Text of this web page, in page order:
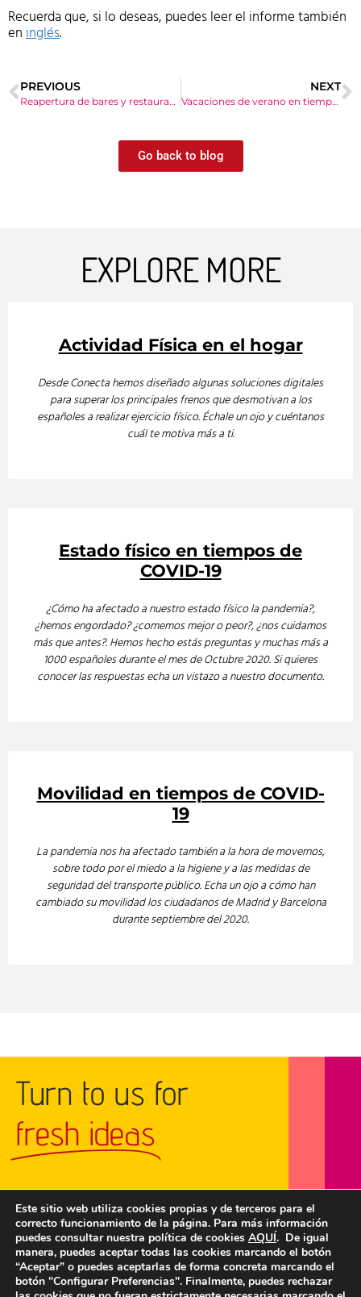
Recuerda que, si lo deseas, puedes leer el informe también
en inglés.
PREVIOUS
Reapertura de bares y restaurantes
NEXT
Vacaciones de verano en tiempos de COVID-19
Go back to blog
EXPLORE MORE
Actividad Física en el hogar
Desde Conecta hemos diseñado algunas soluciones digitales
para superar los principales frenos que desmotivan a los
españoles a realizar ejercicio físico. Échale un ojo y cuéntanos
cuál te motiva más a ti.
Estado físico en tiempos de
COVID-19
¿Cómo ha afectado a nuestro estado físico la pandemia?,
¿hemos engordado? ¿comemos mejor o peor?, ¿nos cuidamos
más que antes?. Hemos hecho estás preguntas y muchas más a
1000 españoles durante el mes de Octubre 2020. Si quieres
conocer las respuestas echa un vistazo a nuestro documento.
Movilidad en tiempos de COVID-
19
La pandemia nos ha afectado también a la hora de movernos,
sobre todo por el miedo a la higiene y a las medidas de
seguridad del transporte público. Echa un ojo a cómo han
cambiado su movilidad los ciudadanos de Madrid y Barcelona
durante septiembre del 2020.
Turn to us for
fresh ideas
GET IN TOUCH
Este sitio web utiliza cookies propias y de terceros para el
correcto funcionamiento de la página. Para más información
puedes consultar nuestra política de cookies AQUÍ. De igual
manera, puedes aceptar todas las cookies marcando el botón
“Aceptar” o puedes aceptarlas de forma concreta marcando el
botón "Configurar Preferencias". Finalmente, puedes rechazar